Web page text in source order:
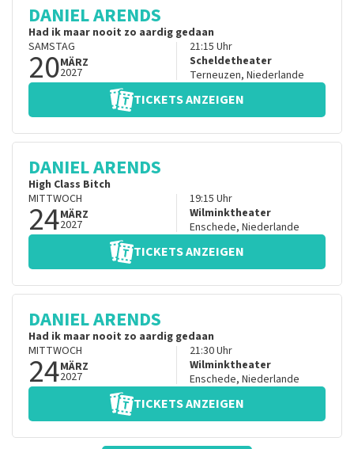
DANIEL ARENDS
Had ik maar nooit zo aardig gedaan
SAMSTAG
20MÄRZ
2027
21:15 Uhr
Scheldetheater
Terneuzen, Niederlande
TICKETS ANZEIGEN
DANIEL ARENDS
High Class Bitch
MITTWOCH
24MÄRZ
2027
19:15 Uhr
Wilminktheater
Enschede, Niederlande
TICKETS ANZEIGEN
DANIEL ARENDS
Had ik maar nooit zo aardig gedaan
MITTWOCH
24MÄRZ
2027
21:30Uhr
Wilminktheater
Enschede, Niederlande
TICKETS ANZEIGEN